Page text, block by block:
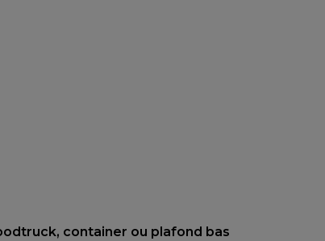
container ou plafond bas